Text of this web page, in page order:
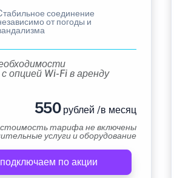
соединение
от погоды и
опцией Wi-Fi в аренду
550рублей /в месяц
тарифа не включены
услуги и оборудование
подключаем по акции